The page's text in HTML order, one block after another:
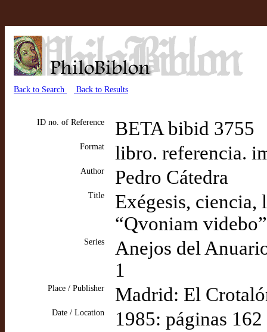
Back to Search Back to Results
ID no. of Reference BETA bibid 3755
Format libro. referencia.
Author Pedro Cátedra
Title
Exégesis,
“Qvoniam
Series
Anejos del
1
Place / Publisher Madrid: El
Date / Location 1985: páginas 162